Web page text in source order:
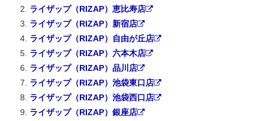
ライザップ（RIZAP）恵比寿店
ライザップ（RIZAP）新宿店
ライザップ（RIZAP）自由が丘店
ライザップ（RIZAP）六本木店
ライザップ（RIZAP）品川店
ライザップ（RIZAP）池袋東口店
ライザップ（RIZAP）池袋西口店
ライザップ（RIZAP）銀座店